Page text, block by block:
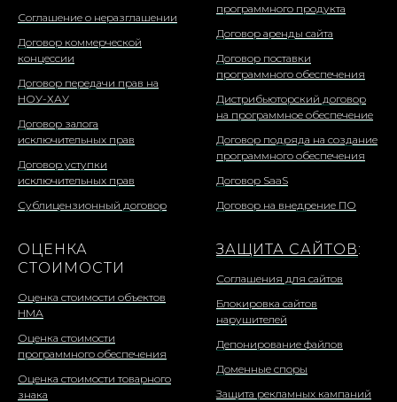
Соглашение о неразглашении
Договор коммерческой
концессии
Договор передачи прав на
НОУ-ХАУ
Договор залога
исключительных прав
Договор уступки
исключительных прав
Сублицензионный договор
программного продукта
Договор аренды сайта
Договор поставки
программного обеспечения
Дистрибьюторский договор
на программное обеспечение
Договор подряда на создание
программного обеспечения
Договор SaaS
Договор на внедрение ПО
ОЦЕНКА
СТОИМОСТИ
Оценка стоимости объектов
НМА
Оценка стоимости
программного обеспечения
Оценка стоимости товарного
знака
ЗАЩИТА САЙТОВ:
Соглашения для сайтов
Блокировка сайтов
нарушителей
Депонирование файлов
Доменные споры
Защита рекламных кампаний